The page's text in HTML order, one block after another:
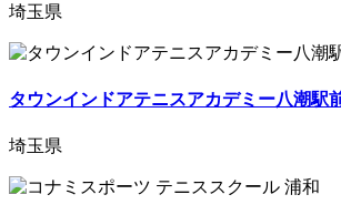
埼玉県
タウンインドアテニスアカデミー八潮駅
埼玉県